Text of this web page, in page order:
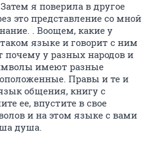
я поверила в другое
это представление со мной
. Воощем, какие у
языке и говорит с ним
почему у разных народов и
имеют разные
Правы и те и
общения, книгу с
ее, впустите в свое
и на этом языке с вами
душа.